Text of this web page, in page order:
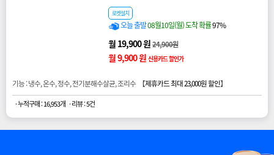
로켓설치
오늘 출발08월10일(월) 도착 확률97%
월 19,900 원24,900원
월 9,900 원 신용카드 할인가
기능 : 냉수, 온수, 정수, 전기분해수살균, 조리수 【제휴카드 최대 23,000원 할인】
· 누적구매 : 16,953개 · 리뷰 : 5건